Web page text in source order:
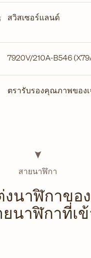
สวิสเซอร์แลนด์
7920V/210A-B546
ตรารับรองคุณภาพของ
สายนาฬิกา
งนาฬิกาขอ
ยนาฬิกาที่เ